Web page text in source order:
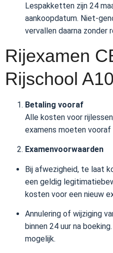
Lespakketten zijn 24
aankoopdatum. Niet-
vervallen daarna zonder
Rijexamen
Rijschool A10
Betaling vooraf
Alle kosten voor
examens moeten vooraf
Examenvoorwaarden
Bij afwezigheid, te laat
een geldig
kosten voor een nieuw
Annulering of wijziging
binnen 24 uur na
mogelijk.